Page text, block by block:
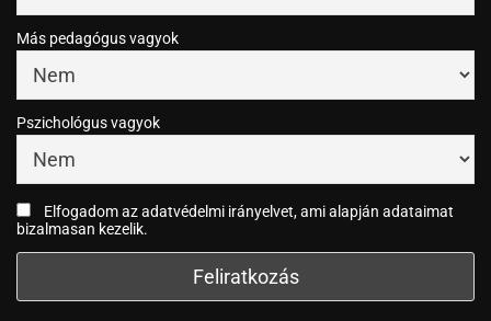
Más pedagógus vagyok
Pszichológus vagyok
Elfogadom az adatvédelmi irányelvet, ami alapján adataimat
bizalmasan kezelik.